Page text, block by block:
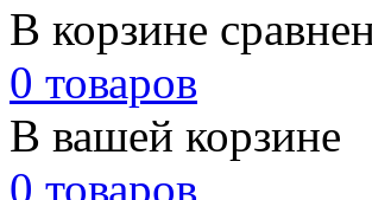
В корзине
0 товаров
В вашей корзине
0 товаров